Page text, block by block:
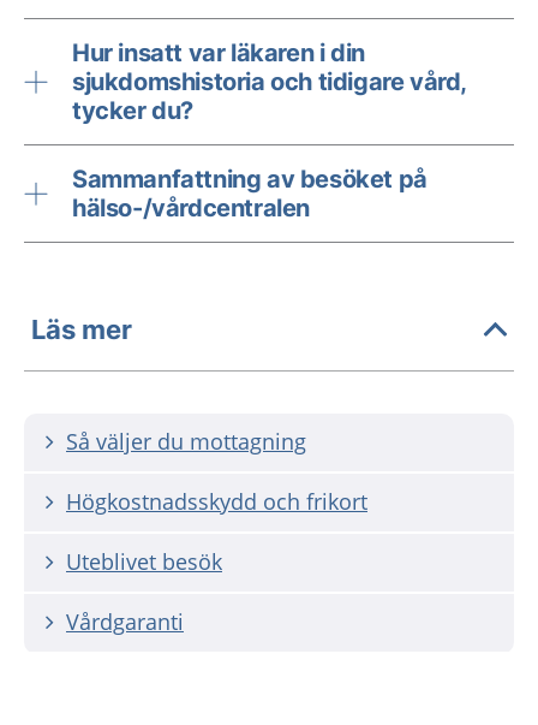
Hur insatt var läkaren i din
sjukdomshistoria och tidigare vård,
tycker du?
Sammanfattning av besöket på
hälso-/vårdcentralen
Läs mer
Så väljer du mottagning
Högkostnadsskydd och frikort
Uteblivet besök
Vårdgaranti